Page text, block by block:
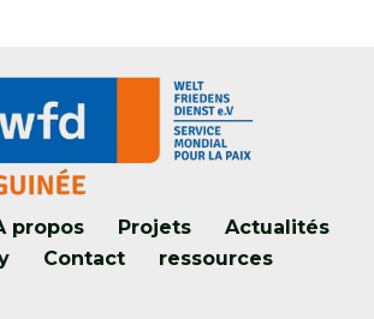
propos Projets
Actualités
Contact ressources